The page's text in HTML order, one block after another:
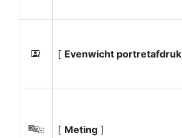
i [ Evenwicht portretafdruk
w [ Meting ]